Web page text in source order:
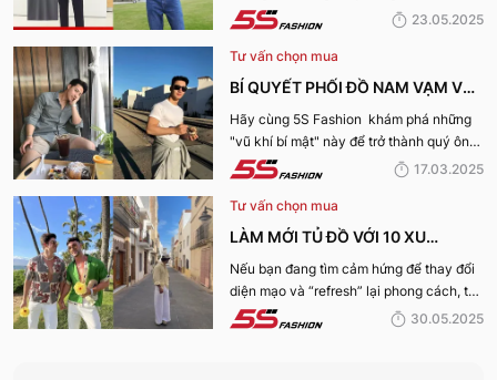
điểm qua những bí kíp phối đồ mùa hè
23.05.2025
Tư vấn chọn mua
BÍ QUYẾT PHỐI ĐỒ NAM VẠM VỠ
ĐẸP, THU HÚT PHÁI NỮ
Hãy cùng 5S Fashion khám phá những
"vũ khí bí mật" này để trở thành quý ông
thu hút nhờ “tận dụng” triệt để những ưu
nhé:
17.03.2025
Tư vấn chọn mua
LÀM MỚI TỦ ĐỒ VỚI 10 XU
HƯỚNG THỜI TRANG HOT NHẤT
MÙA HÈ 2025
Nếu bạn đang tìm cảm hứng để thay đổi
diện mạo và “refresh” lại phong cách, thì
10 xu hướng thời trang Hè 2025 này30.05.2025